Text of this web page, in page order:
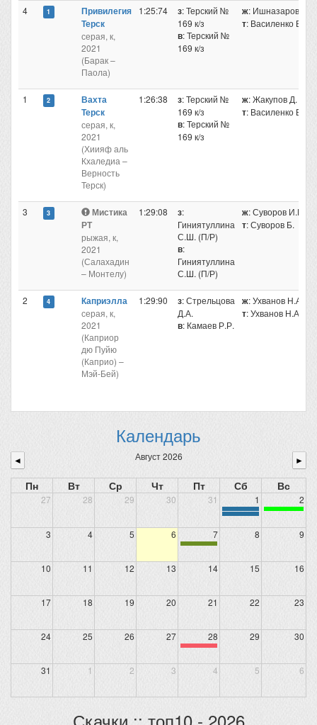
Привилегия
Терск
серая, к,
2021
(Барак –
Паола)
1:25:74 з: Терский №
169 к/з
в: Терский №
169 к/з
ж: Ишназаров
т: Василенко В.
Вахта
Терск
серая, к,
2021
(Хиияф аль
Кхаледиа –
Верность
Терск)
1:26:38 з: Терский №
169 к/з
в: Терский №
169 к/з
ж: Жакупов Д.
т: Василенко В.
Мистика
РТ
рыжая, к,
2021
(Салахадин
– Монтелу)
1:29:08 з
Гиниятуллина
С.Ш. (П/Р)
в
Гиниятуллина
С.Ш. (П/Р)
ж: Суворов И.Б.
т: Суворов Б.
Каприэлла
серая, к,
2021
(Каприор
дю Пуйю
(Каприо) –
Мэй-Бей)
1:29:90 з: Стрельцова
Д.А.
в: Камаев Р.Р.
ж: Ухванов Н.А.
т: Ухванов Н.А.
Календарь
◄ Август 2026 ►
Пн Вт Ср Чт Пт Сб Вс
27 28 29 30 31 1 2
3 4 5 6 7 8 9
10 11 12 13 14 15 16
17 18 19 20 21 22 23
24 25 26 27 28 29 30
31 1 2 3 4 5 6